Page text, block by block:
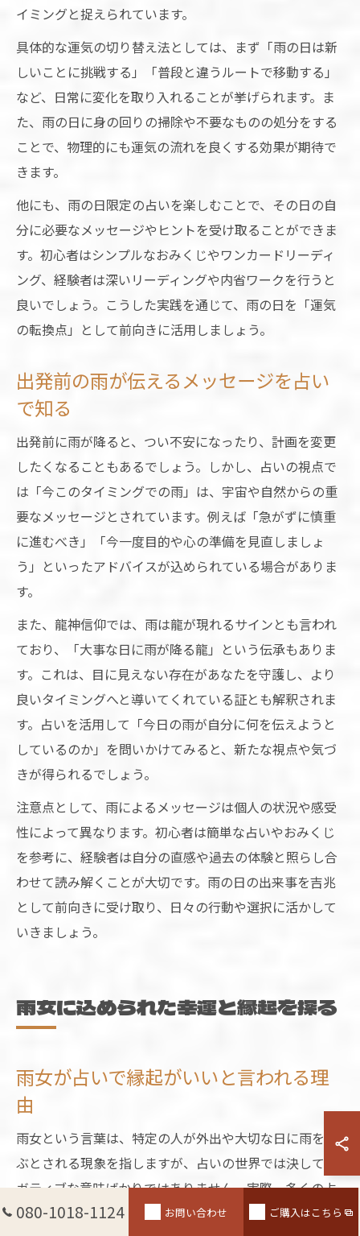
イミングと捉えられています。
具体的な運気の切り替え法としては、まず「雨の日は新
しいことに挑戦する」「普段と違うルートで移動する」
など、日常に変化を取り入れることが挙げられます。ま
た、雨の日に身の回りの掃除や不要なものの処分をする
ことで、物理的にも運気の流れを良くする効果が期待で
きます。
他にも、雨の日限定の占いを楽しむことで、その日の自
分に必要なメッセージやヒントを受け取ることができま
す。初心者はシンプルなおみくじやワンカードリーディ
ング、経験者は深いリーディングや内省ワークを行うと
良いでしょう。こうした実践を通じて、雨の日を「運気
の転換点」として前向きに活用しましょう。
出発前の雨が伝えるメッセージを占い
で知る
出発前に雨が降ると、つい不安になったり、計画を変更
したくなることもあるでしょう。しかし、占いの視点で
は「今このタイミングでの雨」は、宇宙や自然からの重
要なメッセージとされています。例えば「急がずに慎重
に進むべき」「今一度目的や心の準備を見直しましょ
う」といったアドバイスが込められている場合がありま
す。
また、龍神信仰では、雨は龍が現れるサインとも言われ
ており、「大事な日に雨が降る龍」という伝承もありま
す。これは、目に見えない存在があなたを守護し、より
良いタイミングへと導いてくれている証とも解釈されま
す。占いを活用して「今日の雨が自分に何を伝えようと
しているのか」を問いかけてみると、新たな視点や気づ
きが得られるでしょう。
注意点として、雨によるメッセージは個人の状況や感受
性によって異なります。初心者は簡単な占いやおみくじ
を参考に、経験者は自分の直感や過去の体験と照らし合
わせて読み解くことが大切です。雨の日の出来事を吉兆
として前向きに受け取り、日々の行動や選択に活かして
いきましょう。
雨女に込められた幸運と縁起を探る
雨女が占いで縁起がいいと言われる理
由
雨女という言葉は、特定の人が外出や大切な日に雨を呼
ぶとされる現象を指しますが、占いの世界では決してネ
ガティブな意味ばかりではありません。実際、多くの占
い・スピリチュアルの解釈では「雨が降る＝浄化やリセ
080-1018-1124 お問い合わせ ご購入はこちら